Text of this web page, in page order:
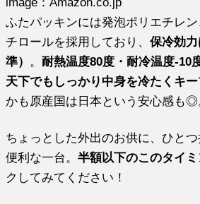
ふたパッキンには発泡ポリエチレ
チロールを採用しており、保冷効
準） 。耐熱温度80度・耐冷温度-10
天下でもしっかり中身を冷たくキー
かも原産国は日本という安心感も◎
ちょっとした外出のお供に、ひと
便利な一台。半額以下のこのタイ
クしてみてください！